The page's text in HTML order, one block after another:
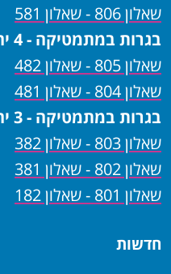
שאלון 806 - שאלון 581
בגרות במתמטיקה - 4 יחידות
שאלון 805 - שאלון 482
שאלון 804 - שאלון 481
בגרות במתמטיקה - 3 יחידות
שאלון 803 - שאלון 382
שאלון 802 - שאלון 381
שאלון 801 - שאלון 182
חדשות